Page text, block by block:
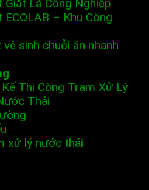
Giặt Là Công Nghiệp
ECOLAB – Khu Công
sinh chuỗi ăn nhanh
Thi Công Trạm Xử Lý
Thải
xử lý nước thải